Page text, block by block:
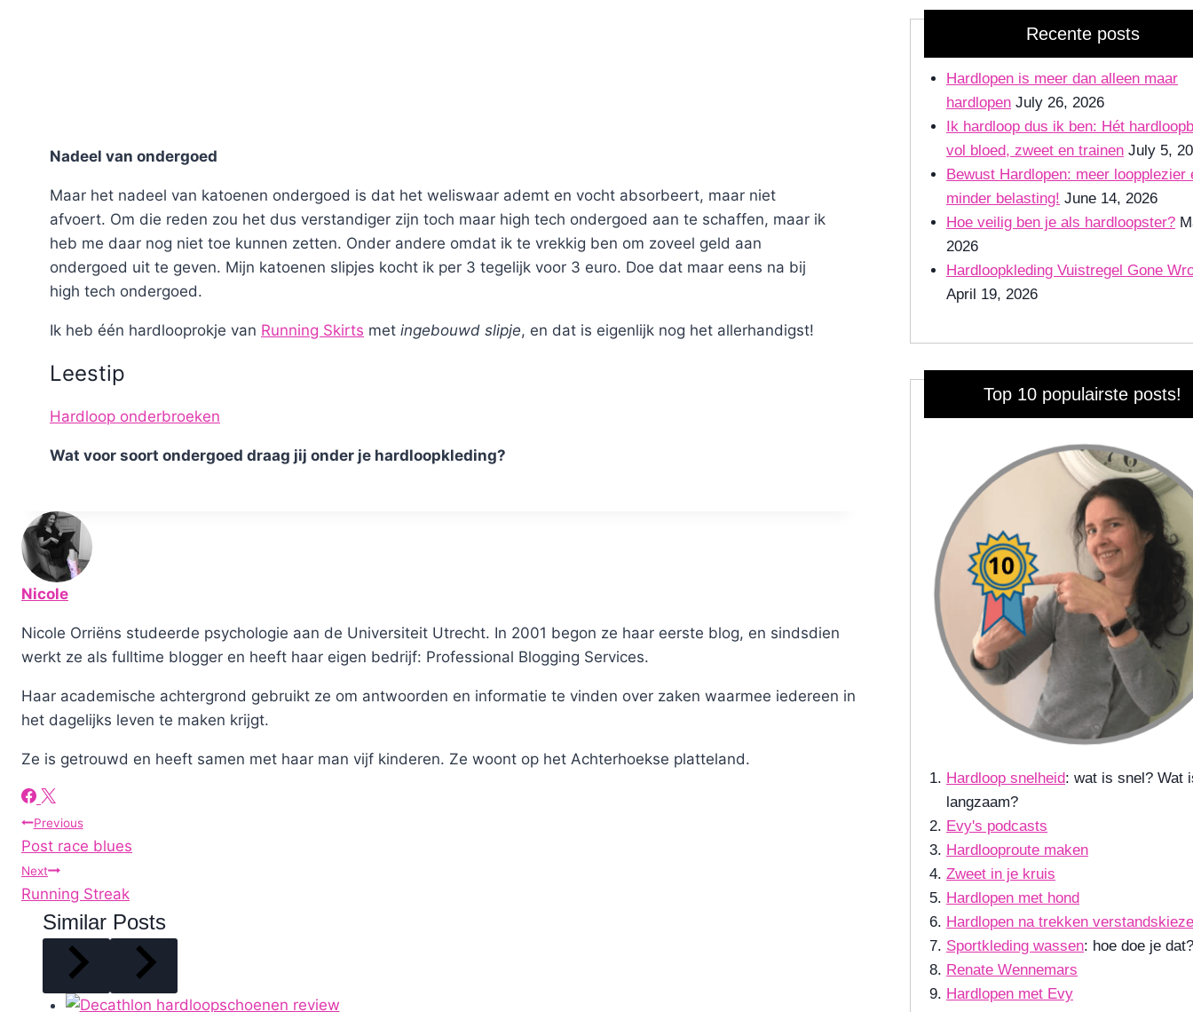
Nadeel van ondergoed
Maar het nadeel van katoenen ondergoed is dat het weliswaar ademt en vocht absorbeert, maar niet
afvoert. Om die reden zou het dus verstandiger zijn toch maar high tech ondergoed aan te schaffen, maar ik
heb me daar nog niet toe kunnen zetten. Onder andere omdat ik te vrekkig ben om zoveel geld aan
ondergoed uit te geven. Mijn katoenen slipjes kocht ik per 3 tegelijk voor 3 euro. Doe dat maar eens na bij
high tech ondergoed.
Ik heb één hardlooprokje van Running Skirts met ingebouwd slipje, en dat is eigenlijk nog het allerhandigst!
Leestip
Hardloop onderbroeken
Wat voor soort ondergoed draag jij onder je hardloopkleding?
Nicole
Nicole Orriëns studeerde psychologie aan de Universiteit Utrecht. In 2001 begon ze haar eerste blog, en sindsdien
werkt ze als fulltime blogger en heeft haar eigen bedrijf: Professional Blogging Services.
Haar academische achtergrond gebruikt ze om antwoorden en informatie te vinden over zaken waarmee iedereen in
het dagelijks leven te maken krijgt.
Ze is getrouwd en heeft samen met haar man vijf kinderen. Ze woont op het Achterhoekse platteland.
Post
navigation
Previous
Post race blues
Next
Running Streak
Similar Posts
Recente posts
Hardlopen is meer dan alleen maar
hardlopen July 26, 2026
Ik hardloop dus ik ben: Hét
vol bloed, zweet en trainen July 5,
Bewust Hardlopen: meer loopplezier
minder belasting! June 14, 2026
Hoe veilig ben je als hardloopster?
2026
Hardloopkleding Vuistregel Gone
April 19, 2026
Top 10 populairste posts!
Hardloop snelheid: wat is snel? Wat
langzaam?
Evy's podcasts
Hardlooproute maken
Zweet in je kruis
Hardlopen met hond
Hardlopen na trekken
Sportkleding wassen: hoe doe je dat?
Renate Wennemars
Hardlopen met Evy